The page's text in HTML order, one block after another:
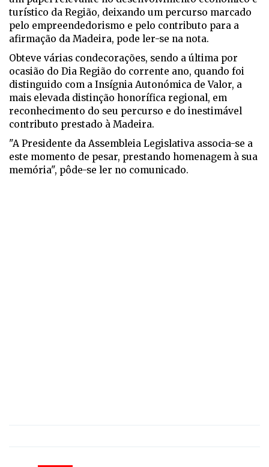
turístico da Região, deixando um percurso marcado
pelo empreendedorismo e pelo contributo para a
afirmação da Madeira, pode ler-se na nota.
Obteve várias condecorações, sendo a última por
ocasião do Dia Região do corrente ano, quando foi
distinguido com a Insígnia Autonómica de Valor, a
mais elevada distinção honorífica regional, em
reconhecimento do seu percurso e do inestimável
contributo prestado à Madeira.
"A Presidente da Assembleia Legislativa associa-se a
este momento de pesar, prestando homenagem à sua
memória", pôde-se ler no comunicado.